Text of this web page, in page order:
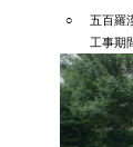
○
五百羅
工事期